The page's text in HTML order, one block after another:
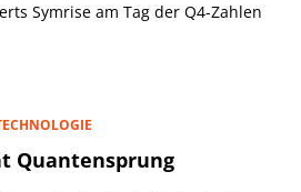
Symrise am Tag der Q4-Zahlen
Quantensprung